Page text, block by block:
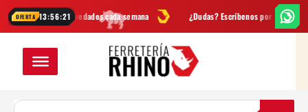
OFERTA 13:56:21
y novedades cada semana ¿Dudas? Escríbenos porWhatsApp
Búsqueda